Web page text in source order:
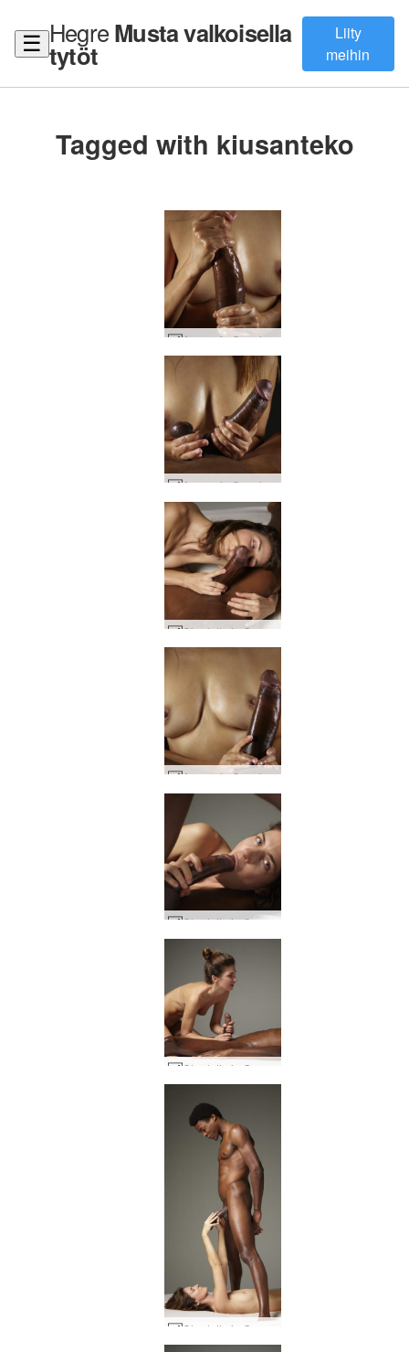
☰ HegreMusta valkoisella
tytöt
Liity
meihin
Tagged with kiusanteko
Amaya ja Goro iso musta kukko taidetta #32
Amaya ja Goro kukko ja tissit #41
Charlotta ja Goro penis intohimo #8
Amaya ja Goro kukon ohjaus #9
Charlotta ja Goro iso kalu energiaa #2